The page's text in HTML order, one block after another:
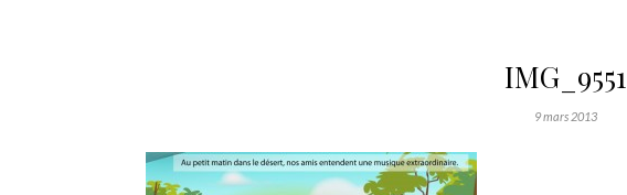
IMG_9551
9 mars 2013